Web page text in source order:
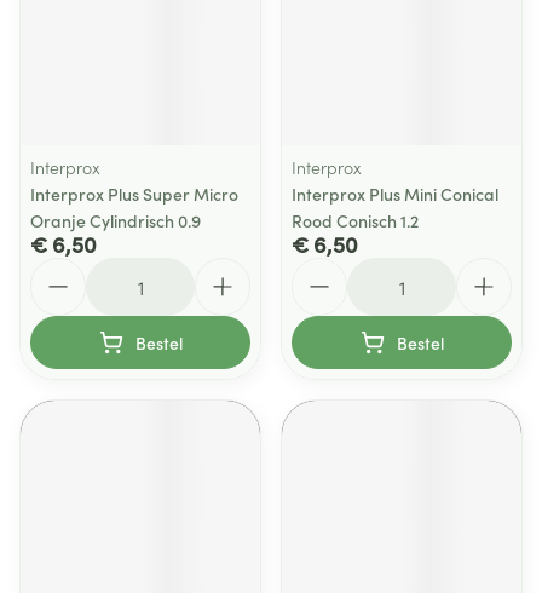
Interprox
Interprox Plus Super Micro
Oranje Cylindrisch 0.9
€ 6,50
Bestel
Interprox
Interprox Plus Mini Conical
Rood Conisch 1.2
€ 6,50
Bestel